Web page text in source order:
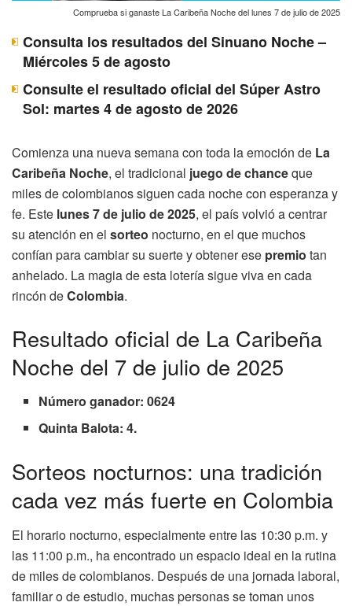
Comprueba si ganaste La Caribeña Noche del lunes 7 de julio de 2025
Consulta los resultados del Sinuano Noche –
Miércoles 5 de agosto
Consulte el resultado oficial del Súper Astro
Sol: martes 4 de agosto de 2026
Comienza una nueva semana con toda la emoción de La
Caribeña Noche, el tradicional juego de chanceque
miles de colombianos siguen cada noche con esperanza y
fe. Este lunes 7 de julio de 2025, el país volvió a centrar
su atención en el sorteo nocturno, en el que muchos
confían para cambiar su suerte y obtener ese premio tan
anhelado. La magia de esta lotería sigue viva en cada
rincón deColombia.
Resultado oficial de La Caribeña
Noche del 7 de julio de 2025
Número ganador: 0624
Quinta Balota: 4.
Sorteos nocturnos: una tradición
cada vez más fuerte en Colombia
El horario nocturno, especialmente entre las 10:30 p.m. y
las 11:00 p.m., ha encontrado un espacio ideal en la rutina
de miles de colombianos. Después de una jornada laboral,
familiar o de estudio, muchas personas se toman unos